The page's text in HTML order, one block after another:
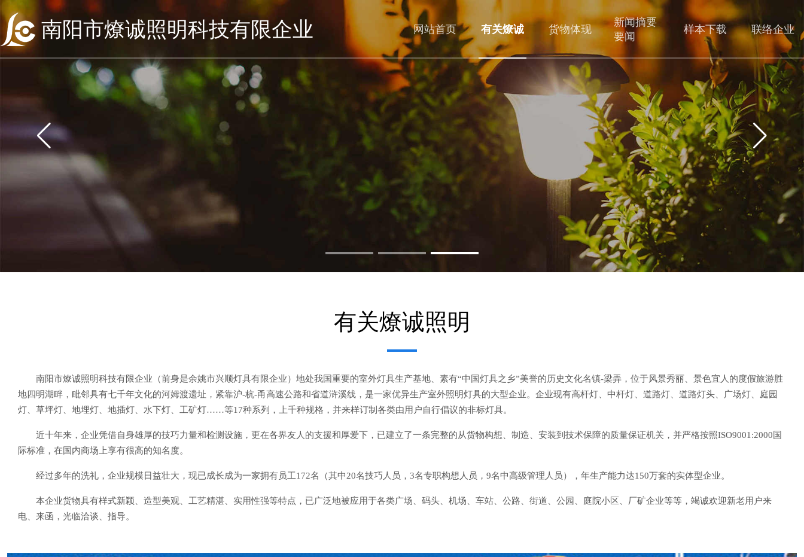
南阳市燎诚照明科技有限企业 网站首页 有关燎诚 货物体现
新闻摘要
要闻
样本下载 联络企业
有关燎诚照明
南阳市燎诚照明科技有限企业（前身是余姚市兴顺灯具有限企业）地处我国重要的室外灯具生产基地、素有“中国灯具之乡”美誉的历史文化名镇-梁弄，位于风景秀丽、景色宜人的度假旅游胜
地四明湖畔，毗邻具有七千年文化的河姆渡遗址，紧靠沪-杭-甬高速公路和省道浒溪线，是一家优异生产室外照明灯具的大型企业。企业现有高杆灯、中杆灯、道路灯、道路灯头、广场灯、庭园
灯、草坪灯、地埋灯、地插灯、水下灯、工矿灯……等17种系列，上千种规格，并来样订制各类由用户自行倡议的非标灯具。
近十年来，企业凭借自身雄厚的技巧力量和检测设施，更在各界友人的支援和厚爱下，已建立了一条完整的从货物构想、制造、安装到技术保障的质量保证机关，并严格按照ISO9001:2000国
际标准，在国内商场上享有很高的知名度。
经过多年的洗礼，企业规模日益壮大，现已成长成为一家拥有员工172名（其中20名技巧人员，3名专职构想人员，9名中高级管理人员），年生产能力达150万套的实体型企业。
本企业货物具有样式新颖、造型美观、工艺精湛、实用性强等特点，已广泛地被应用于各类广场、码头、机场、车站、公路、街道、公园、庭院小区、厂矿企业等等，竭诚欢迎新老用户来
电、来函，光临洽谈、指导。